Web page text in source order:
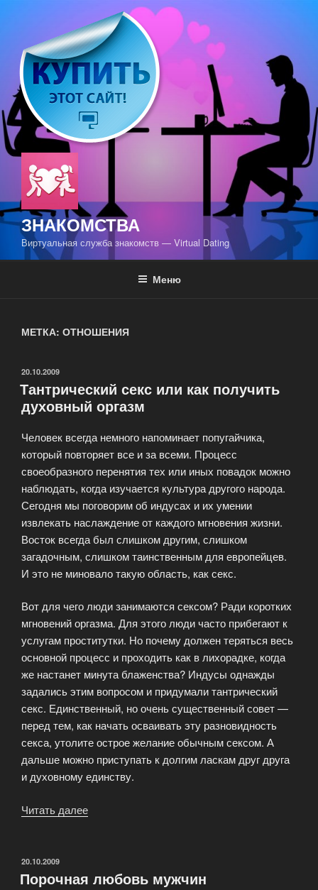
содержимому
ЗНАКОМСТВА
Виртуальная служба знакомств — Virtual Dating
Меню
МЕТКА: ОТНОШЕНИЯ
ОПУБЛИКОВАНО
20.10.2009
Тантрический секс или как получить
духовный оргазм
Человек всегда немного напоминает попугайчика,
который повторяет все и за всеми. Процесс
своеобразного перенятия тех или иных повадок можно
наблюдать, когда изучается культура другого народа.
Сегодня мы поговорим об индусах и их умении
извлекать наслаждение от каждого мгновения жизни.
Восток всегда был слишком другим, слишком
загадочным, слишком таинственным для европейцев.
И это не миновало такую область, как секс.
Вот для чего люди занимаются сексом? Ради коротких
мгновений оргазма. Для этого люди часто прибегают к
услугам проститутки. Но почему должен теряться весь
основной процесс и проходить как в лихорадке, когда
же настанет минута блаженства? Индусы однажды
задались этим вопросом и придумали тантрический
секс. Единственный, но очень существенный совет —
перед тем, как начать осваивать эту разновидность
секса, утолите острое желание обычным сексом. А
дальше можно приступать к долгим ласкам друг друга
и духовному единству.
Читать далее
получить
ОПУБЛИКОВАНО
20.10.2009
Порочная любовь мужчин